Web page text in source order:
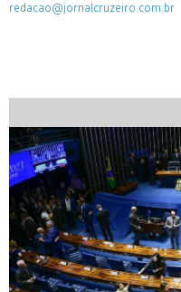
redacao@jornalcruzeiro.com.br